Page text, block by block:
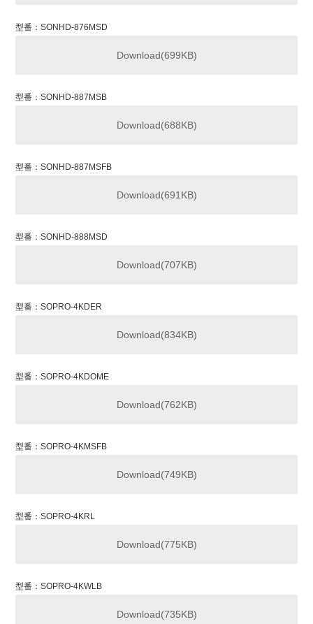
型番：SONHD-876MSD
Download(699KB)
型番：SONHD-887MSB
Download(688KB)
型番：SONHD-887MSFB
Download(691KB)
型番：SONHD-888MSD
Download(707KB)
型番：SOPRO-4KDER
Download(834KB)
型番：SOPRO-4KDOME
Download(762KB)
型番：SOPRO-4KMSFB
Download(749KB)
型番：SOPRO-4KRL
Download(775KB)
型番：SOPRO-4KWLB
Download(735KB)